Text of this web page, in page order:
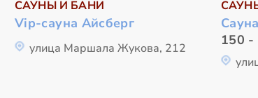
САУНЫ И БАНИ
Vip-сауна Айсберг
улица Маршала Жукова, 212
150 -